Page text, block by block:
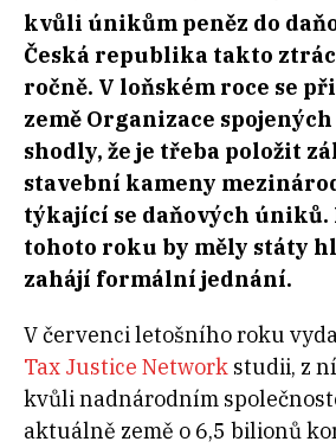
kvůli únikům peněz do
Česká republika takto
ročně. V loňském roce se
země Organizace
shodly, že je třeba položit
stavební kameny
týkající se daňových úniků.
tohoto roku by měly státy
zahájí formální jednání.
V červenci letošního roku
Tax Justice Network studii, z
kvůli nadnárodním
aktuálně země o 6,5 bilionů